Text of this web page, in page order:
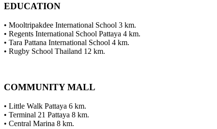
EDUCATION
• Mooltripakdee International School 3 km.
• Regents International School Pattaya 4 km.
• Tara Pattana International School 4 km.
• Rugby School Thailand 12 km.
COMMUNITY MALL
• Little Walk Pattaya 6 km.
• Terminal 21 Pattaya 8 km.
• Central Marina 8 km.